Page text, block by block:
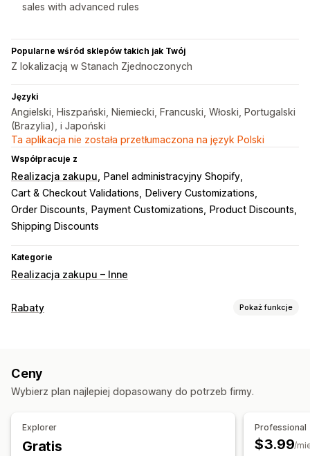
sales with advanced rules
Popularne wśród sklepów takich jak Twój
Z lokalizacją w Stanach Zjednoczonych
Języki
Angielski, Hiszpański, Niemiecki, Francuski, Włoski, Portugalski
(Brazylia), i Japoński
Ta aplikacja nie została przetłumaczona na język Polski
Współpracuje z
Realizacja zakupu
Panel administracyjny Shopify
Cart & Checkout Validations
Delivery Customizations
Order Discounts
Payment Customizations
Product Discounts
Shipping Discounts
Kategorie
Realizacja zakupu – Inne
Rabaty Pokaż funkcje
Rabaty zbiorcze
Rabaty przy kasie Nagrody Oferty ograniczone czasowo
Ceny
Wybierz plan najlepiej dopasowany do potrzeb firmy.
Explorer
Gratis
Professional
$3.99/